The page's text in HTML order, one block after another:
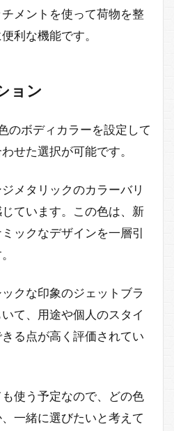
メントを使って荷物を整
利な機能です。
ョン
のボディカラーを設定して
せた選択が可能です。
メタリックのカラーバリ
ています。この色は、新
ックなデザインを一層引
クな印象のジェットブラ
て、用途や個人のスタイ
る点が高く評価されてい
使う予定なので、どの色
一緒に選びたいと考えて